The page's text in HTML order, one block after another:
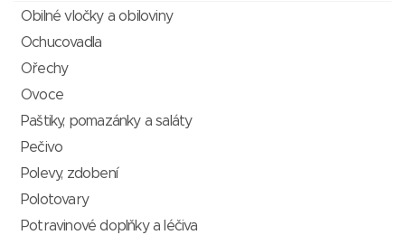
Obilné vločky a obiloviny
Ochucovadla
Ořechy
Ovoce
Paštiky, pomazánky a saláty
Pečivo
Polevy, zdobení
Polotovary
Potravinové doplňky a léčiva